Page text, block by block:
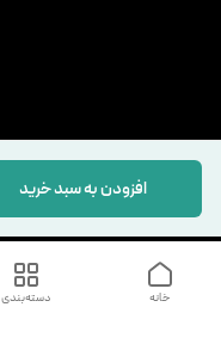
افزودن به سبد خرید
دسته‌بندی خانه